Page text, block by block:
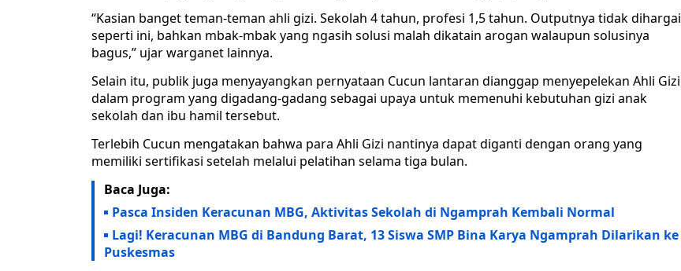
“Kasian banget teman-teman ahli gizi. Sekolah 4 tahun, profesi 1,5 tahun. Outputnya tidak dihargai
seperti ini, bahkan mbak-mbak yang ngasih solusi malah dikatain arogan walaupun solusinya
bagus,” ujar warganet lainnya.
Selain itu, publik juga menyayangkan pernyataan Cucun lantaran dianggap menyepelekan Ahli Gizi
dalam program yang digadang-gadang sebagai upaya untuk memenuhi kebutuhan gizi anak
sekolah dan ibu hamil tersebut.
Terlebih Cucun mengatakan bahwa para Ahli Gizi nantinya dapat diganti dengan orang yang
memiliki sertifikasi setelah melalui pelatihan selama tiga bulan.
Baca Juga:
Pasca Insiden Keracunan MBG, Aktivitas Sekolah di Ngamprah Kembali Normal
Lagi! Keracunan MBG di Bandung Barat, 13 Siswa SMP Bina Karya Ngamprah Dilarikan ke
Puskesmas